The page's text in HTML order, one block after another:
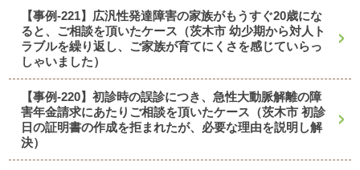
【事例-221】広汎性発達障害の家族がもうすぐ20歳にな
ると、ご相談を頂いたケース（茨木市 幼少期から対人ト
ラブルを繰り返し、ご家族が育てにくさを感じていらっ
しゃいました）
【事例-220】初診時の誤診につき、急性大動脈解離の障
害年金請求にあたりご相談を頂いたケース（茨木市 初診
日の証明書の作成を拒まれたが、必要な理由を説明し解
決）